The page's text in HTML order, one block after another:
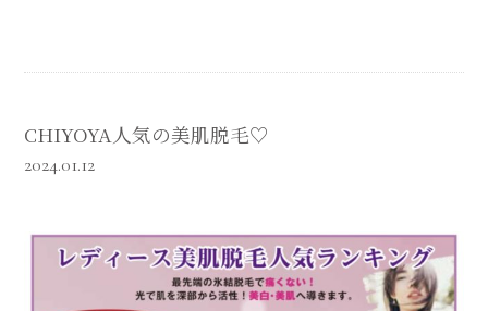
CHIYOYA人気の美肌脱毛♡
2024.01.12